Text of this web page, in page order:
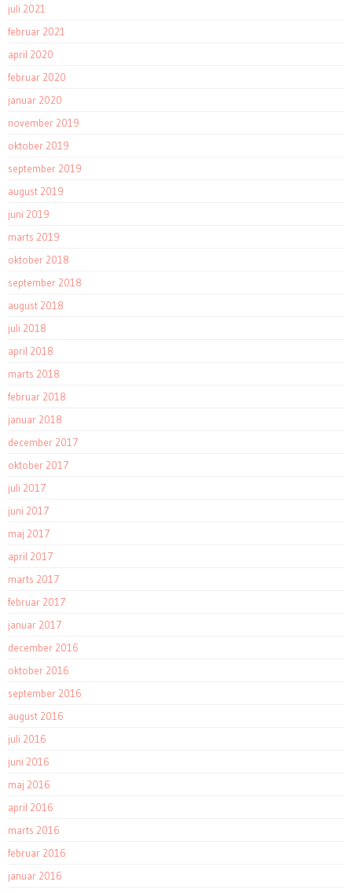
juli 2021
februar 2021
april 2020
februar 2020
januar 2020
november 2019
oktober 2019
september 2019
august 2019
juni 2019
marts 2019
oktober 2018
september 2018
august 2018
juli 2018
april 2018
marts 2018
februar 2018
januar 2018
december 2017
oktober 2017
juli 2017
juni 2017
maj 2017
april 2017
marts 2017
februar 2017
januar 2017
december 2016
oktober 2016
september 2016
august 2016
juli 2016
juni 2016
maj 2016
april 2016
marts 2016
februar 2016
januar 2016